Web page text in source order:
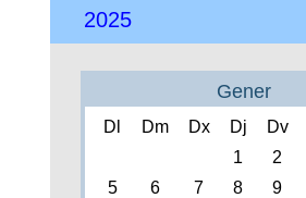
2025
Gener
Dl Dm Dx Dj Dv
1
2
5
6 7 8 9